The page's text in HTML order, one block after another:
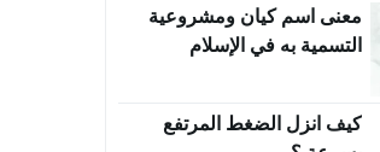
معنى اسم كيان ومشروعية
التسمية به في الإسلام
كيف انزل الضغط المرتفع